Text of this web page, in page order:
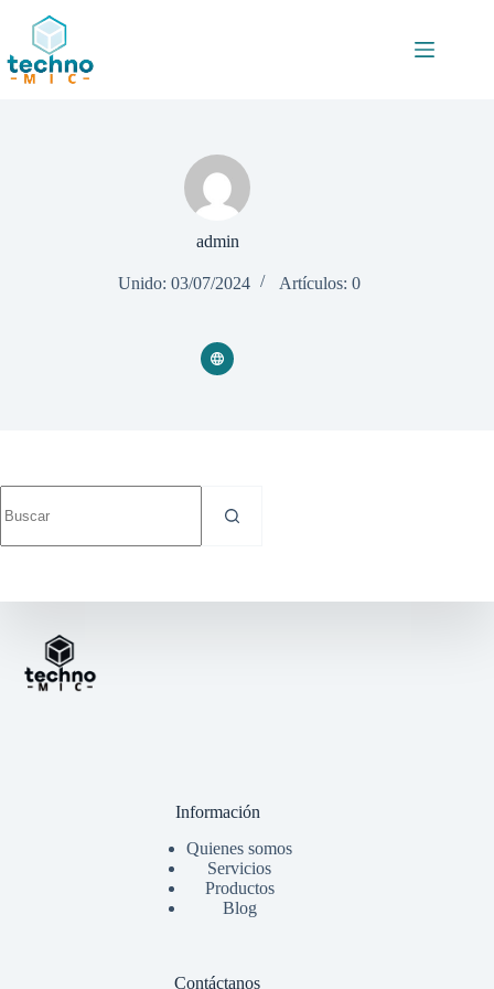
contenido
admin
Unido: 03/07/2024 Artículos: 0
resultados
Información
Quienes somos
Servicios
Productos
Blog
Contáctanos